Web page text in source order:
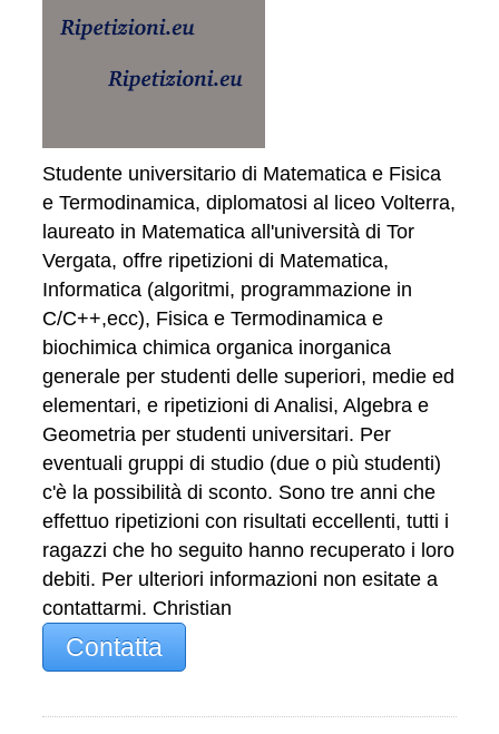
Studente universitario di Matematica e Fisica
e Termodinamica, diplomatosi al liceo Volterra,
laureato in Matematica all'università di Tor
Vergata, offre ripetizioni di Matematica,
Informatica (algoritmi, programmazione in
C/C++,ecc), Fisica e Termodinamica e
biochimica chimica organica inorganica
generale per studenti delle superiori, medie ed
elementari, e ripetizioni di Analisi, Algebra e
Geometria per studenti universitari. Per
eventuali gruppi di studio (due o più studenti)
c'è la possibilità di sconto. Sono tre anni che
effettuo ripetizioni con risultati eccellenti, tutti i
ragazzi che ho seguito hanno recuperato i loro
debiti. Per ulteriori informazioni non esitate a
contattarmi. Christian
Contatta